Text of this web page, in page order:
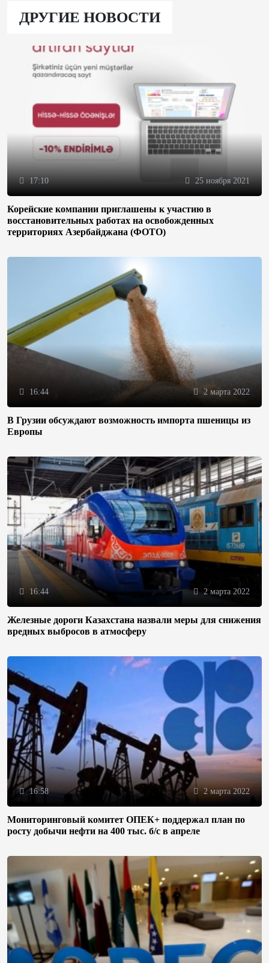
ДРУГИЕ НОВОСТИ
17:10 25 ноября 2021
Корейские компании приглашены к участию в
восстановительных работах на освобожденных
территориях Азербайджана (ФОТО)
16:44 2 марта 2022
В Грузии обсуждают возможность импорта пшеницы из
Европы
16:44 2 марта 2022
Железные дороги Казахстана назвали меры для снижения
вредных выбросов в атмосферу
16:58 2 марта 2022
Мониторинговый комитет ОПЕК+ поддержал план по
росту добычи нефти на 400 тыс. б/с в апреле